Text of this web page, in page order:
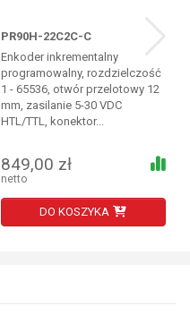
PR90H-22C2C-C
Enkoder inkrementalny
programowalny, rozdzielczość
1 - 65536, otwór przelotowy 12
mm, zasilanie 5-30 VDC
HTL/TTL, konektor...
849,00 zł
netto
DO KOSZYKA